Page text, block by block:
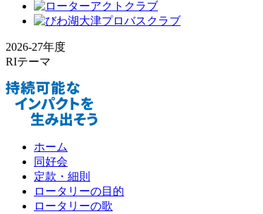
2026-27年度
RIテーマ
ホーム
同好会
定款・細則
ロータリーの目的
ロータリーの歌